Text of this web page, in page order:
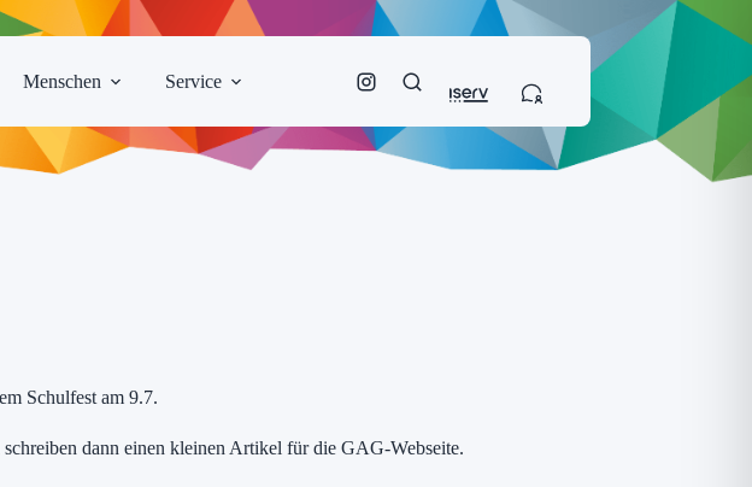
Menschen Service
Schulfest am 9.7.
dann einen kleinen Artikel für die GAG-Webseite.